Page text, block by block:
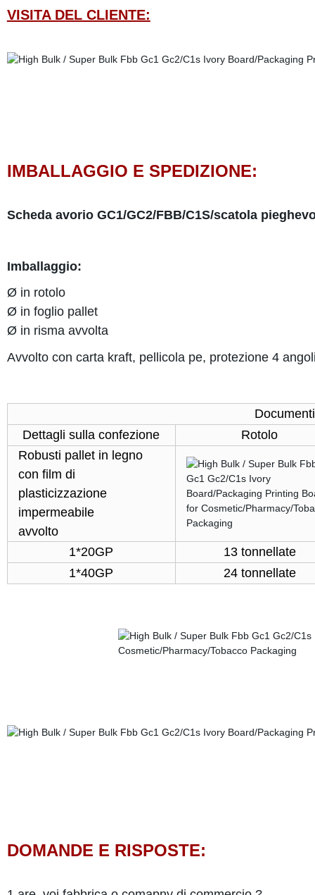
VISITA DEL CLIENTE:
IMBALLAGGIO E SPEDIZIONE:
Scheda avorio GC1/GC2/FBB/C1S/scatola
Imballaggio:
Ø in rotolo
Ø in foglio pallet
Ø in risma avvolta
Avvolto con carta kraft, pellicola pe, protezione 4
Dettagli sulla confezione
Rotolo
Robusti pallet in legno
con film di
plasticizzazione
impermeabile
avvolto
1*20GP
13 tonnellate
1*40GP
24 tonnellate
DOMANDE E RISPOSTE: